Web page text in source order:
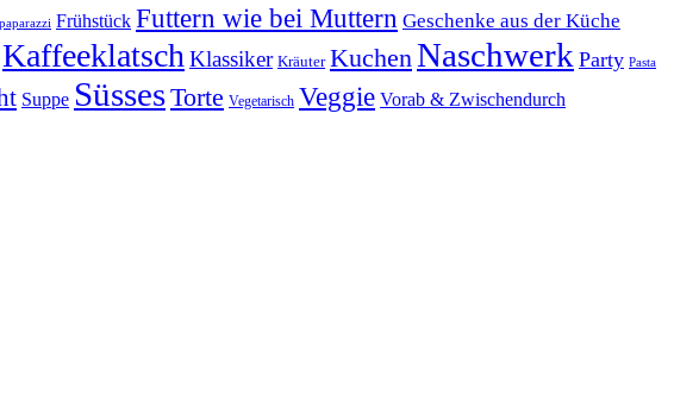
Frühstück Futtern wie bei Muttern Geschenke aus der Küche
Kaffeeklatsch Klassiker Kräuter KuchenNaschwerk Party Pasta
Suppe SüssesTorte Vegetarisch Veggie Vorab & Zwischendurch